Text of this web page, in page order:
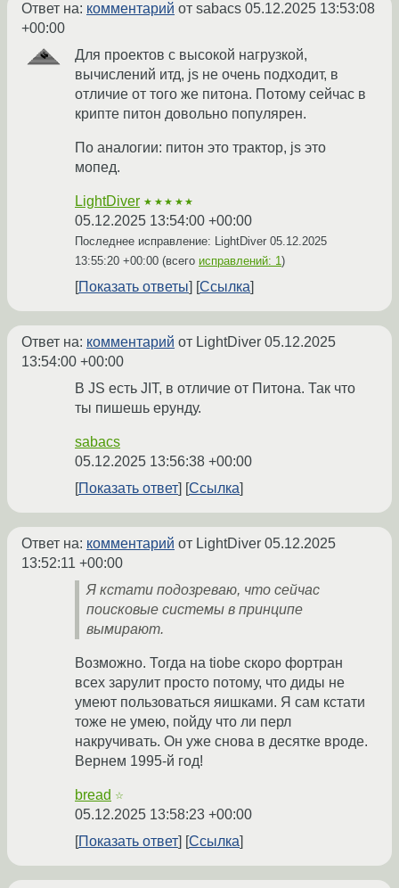
Ответ на: комментарий от sabacs 05.12.2025 13:53:08
+00:00
Для проектов с высокой нагрузкой,
вычислений итд, js не очень подходит, в
отличие от того же питона. Потому сейчас в
крипте питон довольно популярен.
По аналогии: питон это трактор, js это
мопед.
LightDiver ★★★★★
05.12.2025 13:54:00 +00:00
Последнее исправление: LightDiver 05.12.2025
13:55:20 +00:00 (всего исправлений: 1)
Показать ответы Ссылка
Ответ на: комментарий от LightDiver 05.12.2025
13:54:00 +00:00
В JS есть JIT, в отличие от Питона. Так что
ты пишешь ерунду.
sabacs
05.12.2025 13:56:38 +00:00
Показать ответ
Ссылка
Ответ на: комментарий от LightDiver 05.12.2025
13:52:11 +00:00
Я кстати подозреваю, что сейчас
поисковые системы в принципе
вымирают.
Возможно. Тогда на tiobe скоро фортран
всех зарулит просто потому, что диды не
умеют пользоваться яишками. Я сам кстати
тоже не умею, пойду что ли перл
накручивать. Он уже снова в десятке вроде.
Вернем 1995-й год!
bread ☆
05.12.2025 13:58:23 +00:00
Показать ответ
Ссылка